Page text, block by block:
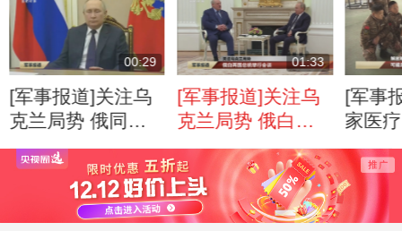
00:29
[军事报道]关注乌
克兰局势 俄同意
外国志愿者参加俄
军特别军事行动
01:33
[军事报道]关注乌
克兰局势 俄白两
国总统举行会谈
[军事
家医
兵巡